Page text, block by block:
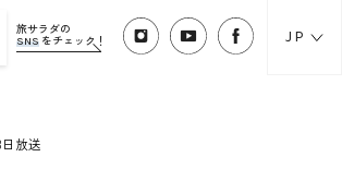
旅サラダの
SNS をチェック！ JP
放送